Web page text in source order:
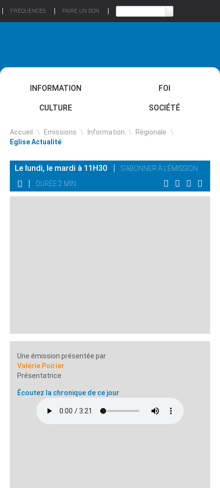
FRÉQUENCES FAIRE UN DON
INFORMATION FOI
CULTURE SOCIÉTÉ
Accueil \ Emissions \ Information \ Régionale \
Eglise Actualité
Le lundi, le mardi à 11H30
S'ABONNER À L'ÉMISSION
DURÉE 2 MIN
Une émission présentée par
Valérie Poirier
Présentatrice
Écoutez la chronique de ce jour